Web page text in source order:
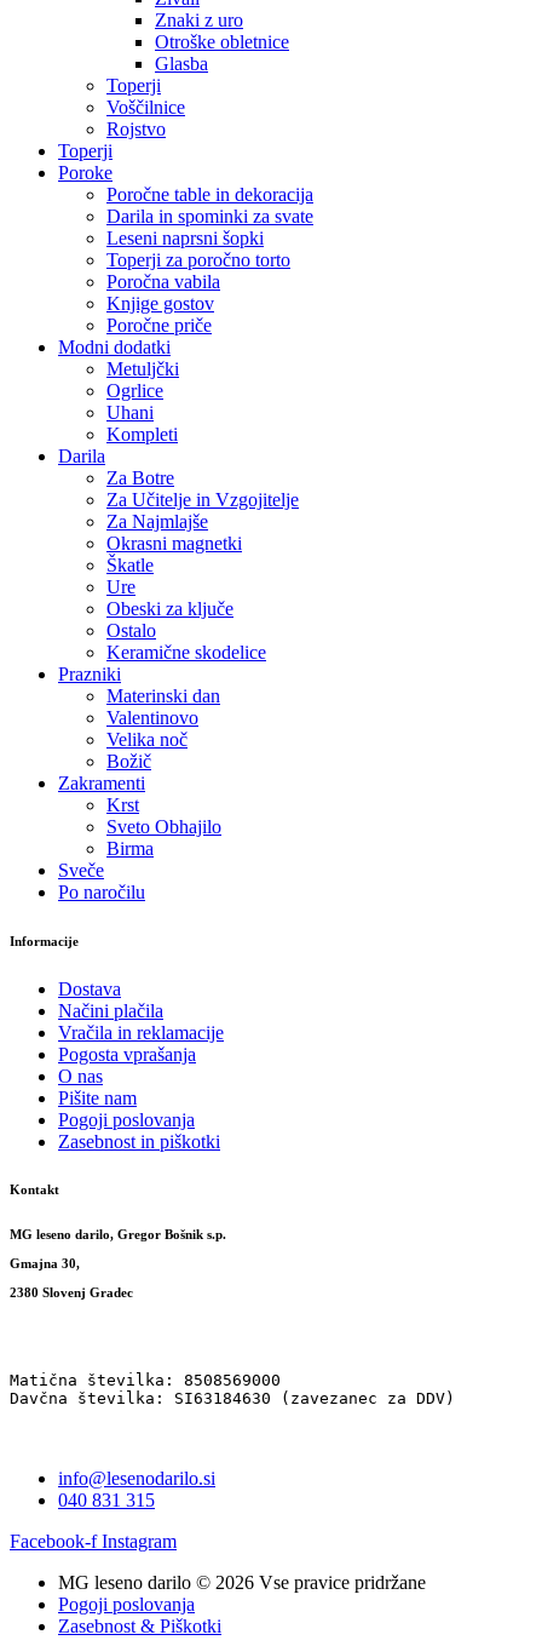
Znaki z uro
Otroške obletnice
Glasba
Toperji
Voščilnice
Rojstvo
Toperji
Poroke
Poročne table in dekoracija
Darila in spominki za svate
Leseni naprsni šopki
Toperji za poročno torto
Poročna vabila
Knjige gostov
Poročne priče
Modni dodatki
Metuljčki
Ogrlice
Uhani
Kompleti
Darila
Za Botre
Za Učitelje in Vzgojitelje
Za Najmlajše
Okrasni magnetki
Škatle
Ure
Obeski za ključe
Ostalo
Keramične skodelice
Prazniki
Materinski dan
Valentinovo
Velika noč
Božič
Zakramenti
Krst
Sveto Obhajilo
Birma
Sveče
Po naročilu
Informacije
Dostava
Načini plačila
Vračila in reklamacije
Pogosta vprašanja
O nas
Pišite nam
Pogoji poslovanja
Zasebnost in piškotki
Kontakt
MG leseno darilo, Gregor Bošnik s.p.
Gmajna 30,
2380 Slovenj Gradec
Matična številka: 8508569000
Davčna številka: SI63184630 (zavezanec za DDV)
info@lesenodarilo.si
040 831 315
Facebook-f Instagram
MG leseno darilo © 2026 Vse pravice pridržane
Pogoji poslovanja
Zasebnost & Piškotki